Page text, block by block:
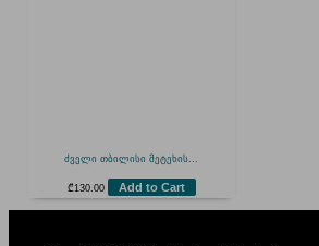
ძველი თბილისი მეტეხის...
₾ 130.00 Add to Cart